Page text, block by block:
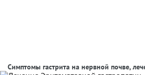
Симптомы гастрита на нервной почве,